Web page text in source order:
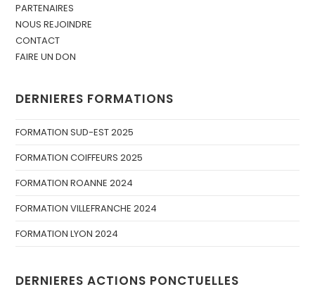
PARTENAIRES
NOUS REJOINDRE
CONTACT
FAIRE UN DON
DERNIERES FORMATIONS
FORMATION SUD-EST 2025
FORMATION COIFFEURS 2025
FORMATION ROANNE 2024
FORMATION VILLEFRANCHE 2024
FORMATION LYON 2024
DERNIERES ACTIONS PONCTUELLES